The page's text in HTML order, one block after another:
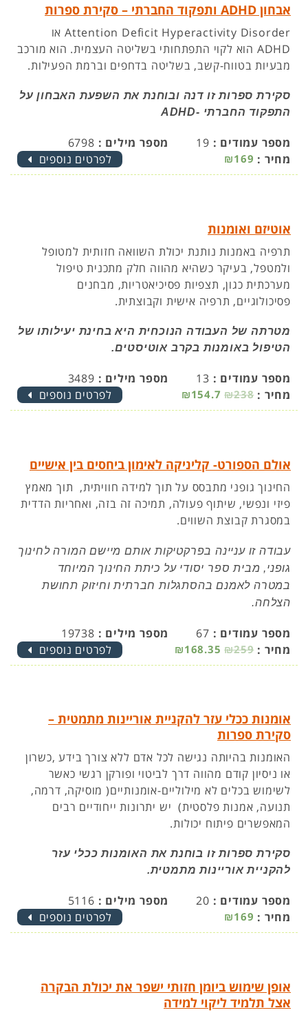
אבחון ADHD ותפקוד החברתי – סקירת ספרות
Attention Deficit Hyperactivity Disorder או
ADHD הוא לקוי התפתחותי בשליטה העצמית. הוא מורכב
מבעיות בטווח-קשב, בשליטה בדחפים וברמת הפעילות.
סקירת ספרות זו דנה ובוחנת את השפעת האבחון על
התפקוד החברתי -ADHD
מספר עמודים : 19 מספר מילים : 6798
מחיר : ₪169 לפרטים נוספים
אוטיזם ואומנות
תרפיה באמנות נותנת יכולת השוואה חזותית למטופל
ולמטפל, בעיקר כשהיא מהווה חלק מתכנית טיפול
מערכתית כגון, תצפיות פסיכיאטריות, מבחנים
פסיכולוגיים, תרפיה אישית וקבוצתית.
מטרתה של העבודה הנוכחית היא בחינת יעילותו של
הטיפול באומנות בקרב אוטיסטים.
מספר עמודים : 13 מספר מילים : 3489
מחיר : ₪238
₪154.7 לפרטים נוספים
אולם הספורט- קליניקה לאימון ביחסים בין אישיים
החינוך גופני מתבסס על תוך למידה חוויתית, תוך מאמץ
פיזי ונפשי, שיתוף פעולה, תמיכה זה בזה, ואחריות הדדית
במסגרת קבוצת השווים.
עבודה זו עניינה בפרקטיקות אותם מיישם המורה לחינוך
גופני, מבית ספר יסודי על כיתת החינוך המיוחד
במטרה לאמנם בהסתגלות חברתית וחיזוק תחושת
הצלחה.
מספר עמודים : 67 מספר מילים : 19738
מחיר : ₪259
₪168.35 לפרטים נוספים
אומנות ככלי עזר להקניית אוריינות מתמטית –
סקירת ספרות
האומנות בהיותה נגישה לכל אדם ללא צורך בידע ,כשרון
או ניסיון קודם מהווה דרך לביטוי ופורקן רגשי כאשר
לשימוש בכלים לא מילוליים-אומנותיים( מוסיקה, דרמה,
תנועה, אמנות פלסטית) יש יתרונות ייחודיים רבים
המאפשרים פיתוח יכולות.
סקירת ספרות זו בוחנת את האומנות ככלי עזר
להקניית אוריינות מתמטית.
מספר עמודים : 20 מספר מילים : 5116
מחיר : ₪169 לפרטים נוספים
אופן שימוש ביומן חזותי ישפר את יכולת הבקרה
אצל תלמיד ליקוי למידה